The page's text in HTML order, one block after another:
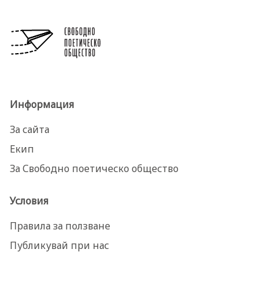
Информация
За сайта
Екип
За Свободно поетическо общество
Условия
Правила за ползване
Публикувай при нас